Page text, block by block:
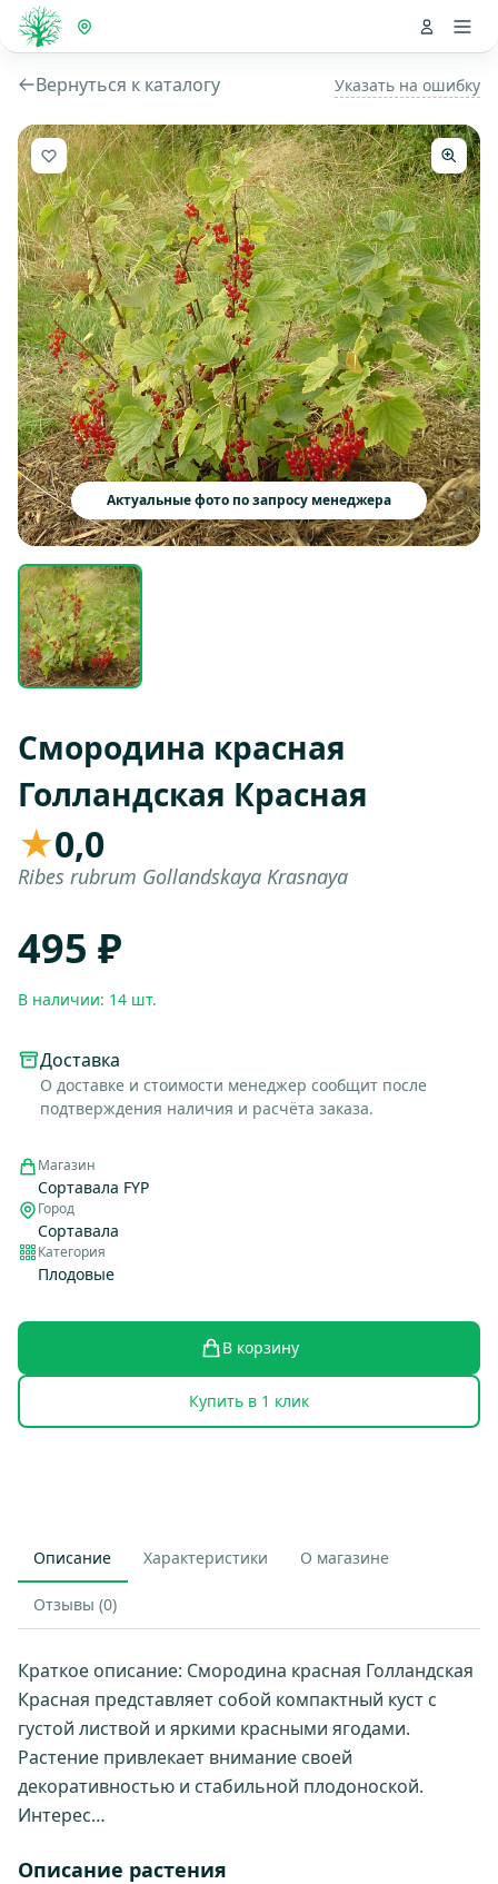
Вернуться к каталогу Указать на ошибку
Актуальные фото по запросу менеджера
Смородина красная
Голландская Красная
★0,0
Ribes rubrum Gollandskaya Krasnaya
495 ₽
В наличии: 14 шт.
Доставка
О доставке и стоимости менеджер сообщит после
подтверждения наличия и расчёта заказа.
Магазин
Сортавала FYP
Город
Сортавала
Категория
Плодовые
В корзину
Купить в 1 клик
Описание Характеристики О магазине
Отзывы (0)
Краткое описание: Смородина красная Голландская
Красная представляет собой компактный куст с
густой листвой и яркими красными ягодами.
Растение привлекает внимание своей
декоративностью и стабильной плодоноской.
Интерес…
Описание растения